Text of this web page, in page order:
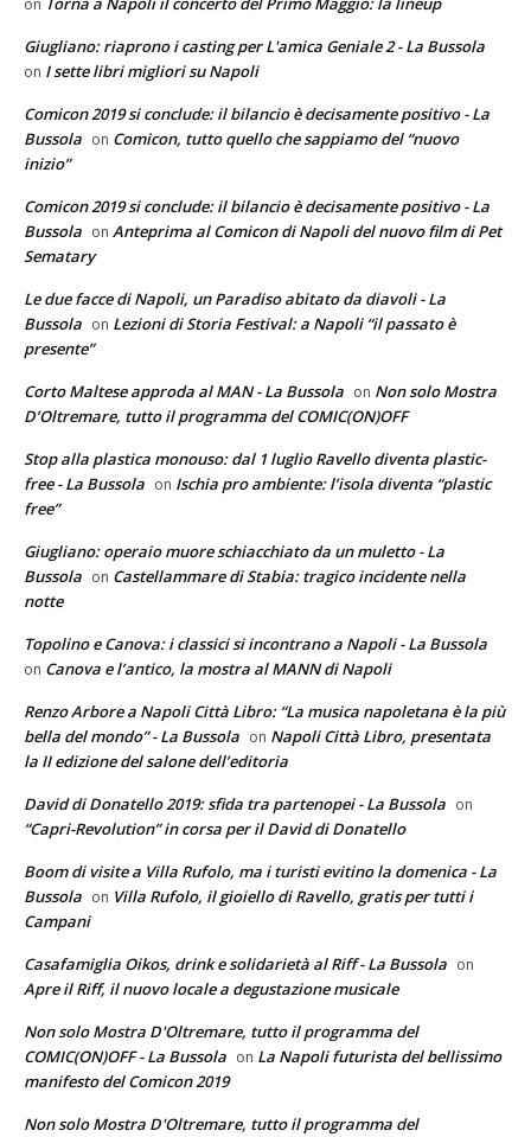
on
Giugliano: riaprono i casting per L'amica Geniale 2 - La Bussola
on I sette libri migliori su Napoli
Comicon 2019 si conclude: il bilancio è decisamente positivo - La
Bussola on Comicon, tutto quello che sappiamo del “nuovo
inizio”
Comicon 2019 si conclude: il bilancio è decisamente positivo - La
Bussola on Anteprima al Comicon di Napoli del nuovo film di Pet
Sematary
Le due facce di Napoli, un Paradiso abitato da diavoli - La
Bussola on Lezioni di Storia Festival: a Napoli “il passato è
presente”
Corto Maltese approda al MAN - La Bussola on Non solo Mostra
D’Oltremare, tutto il programma del COMIC(ON)OFF
Stop alla plastica monouso: dal 1 luglio Ravello diventa plastic-
free - La Bussola on Ischia pro ambiente: l’isola diventa “plastic
free”
Giugliano: operaio muore schiacchiato da un muletto - La
Bussola on Castellammare di Stabia: tragico incidente nella
notte
Topolino e Canova: i classici si incontrano a Napoli - La Bussola
on Canova e l’antico, la mostra al MANN di Napoli
Renzo Arbore a Napoli Città Libro: “La musica napoletana è la più
bella del mondo” - La Bussola on Napoli Città Libro, presentata
la II edizione del salone dell’editoria
David di Donatello 2019: sfida tra partenopei - La Bussola on
“Capri-Revolution” in corsa per il David di Donatello
Boom di visite a Villa Rufolo, ma i turisti evitino la domenica - La
Bussola on Villa Rufolo, il gioiello di Ravello, gratis per tutti i
Campani
Casafamiglia Oikos, drink e solidarietà al Riff - La Bussola on
Apre il Riff, il nuovo locale a degustazione musicale
Non solo Mostra D'Oltremare, tutto il programma del
COMIC(ON)OFF - La Bussola on La Napoli futurista del bellissimo
manifesto del Comicon 2019
Non solo Mostra D'Oltremare, tutto il programma del